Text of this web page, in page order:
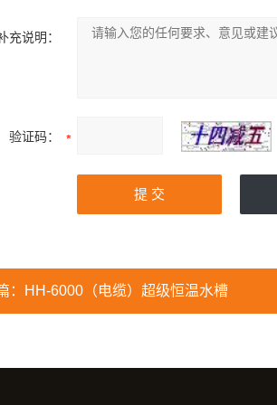
充说明：
验证码：
： HH-6000（电缆）超级恒温水槽